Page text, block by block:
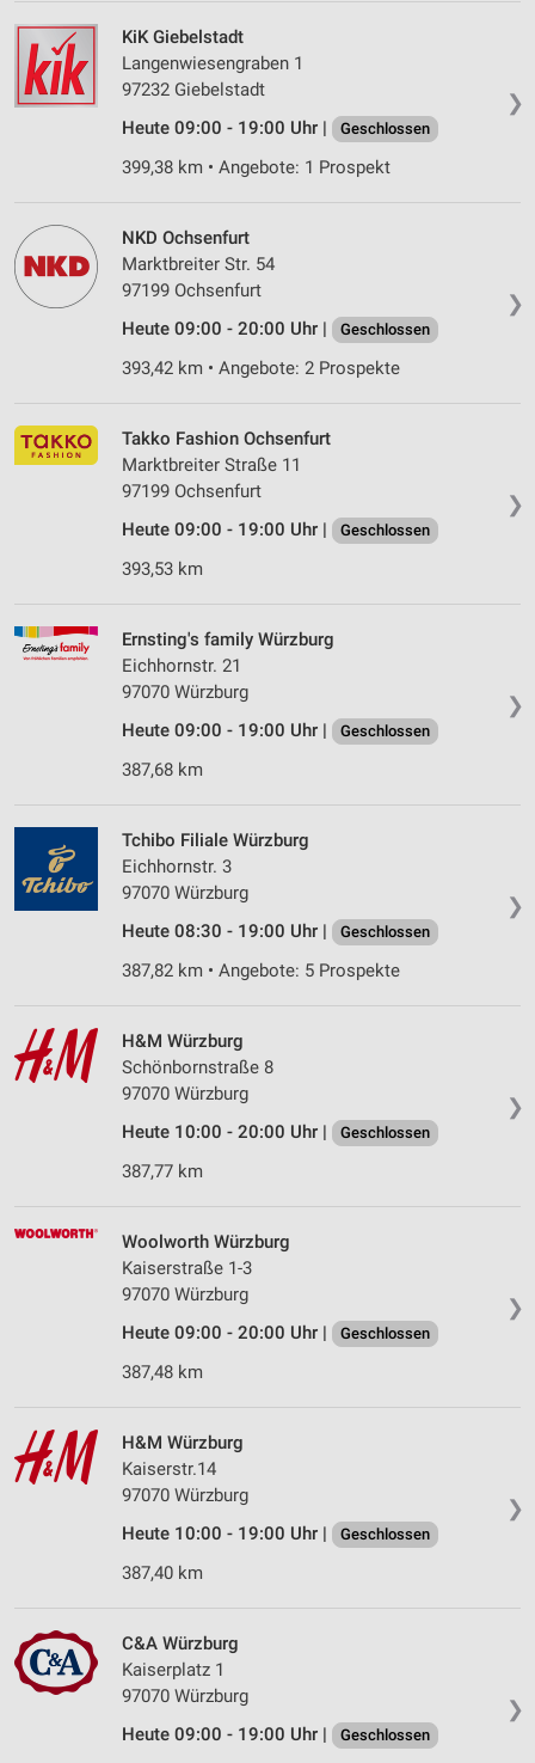
❯
KiK Giebelstadt
Langenwiesengraben 1
97232 Giebelstadt
Heute 09:00 - 19:00 Uhr |
Geschlossen
399,38 km • Angebote: 1 Prospekt
❯
NKD Ochsenfurt
Marktbreiter Str. 54
97199 Ochsenfurt
Heute 09:00 - 20:00 Uhr |
Geschlossen
393,42 km • Angebote: 2 Prospekte
❯
Takko Fashion Ochsenfurt
Marktbreiter Straße 11
97199 Ochsenfurt
Heute 09:00 - 19:00 Uhr |
Geschlossen
393,53 km
❯
Ernsting's family Würzburg
Eichhornstr. 21
97070 Würzburg
Heute 09:00 - 19:00 Uhr |
Geschlossen
387,68 km
❯
Tchibo Filiale Würzburg
Eichhornstr. 3
97070 Würzburg
Heute 08:30 - 19:00 Uhr |
Geschlossen
387,82 km • Angebote: 5 Prospekte
❯
H&M Würzburg
Schönbornstraße 8
97070 Würzburg
Heute 10:00 - 20:00 Uhr |
Geschlossen
387,77 km
❯
Woolworth Würzburg
Kaiserstraße 1-3
97070 Würzburg
Heute 09:00 - 20:00 Uhr |
Geschlossen
387,48 km
❯
H&M Würzburg
Kaiserstr.14
97070 Würzburg
Heute 10:00 - 19:00 Uhr |
Geschlossen
387,40 km
❯
C&A Würzburg
Kaiserplatz 1
97070 Würzburg
Heute 09:00 - 19:00 Uhr |
Geschlossen